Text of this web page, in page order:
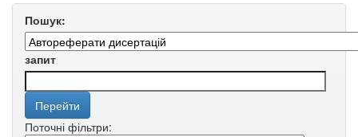
Пошук:
запит
Поточні фільтри: